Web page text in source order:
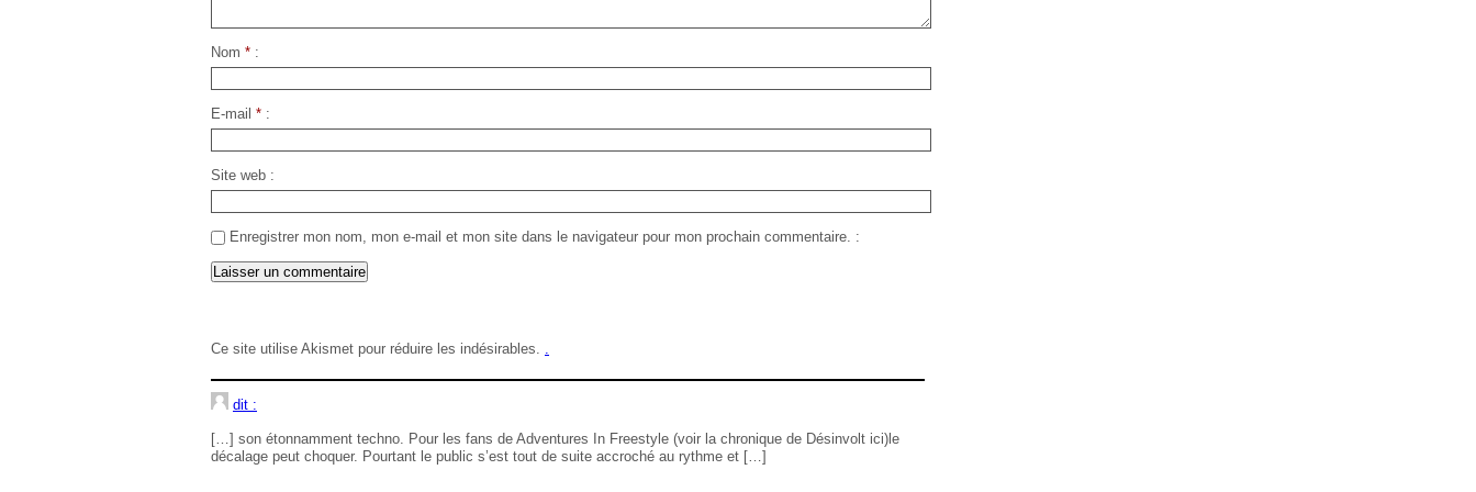
Nom *
E-mail *
Site web
Enregistrer mon nom, mon e-mail et mon site dans le navigateur pour mon prochain commentaire.
Ce site utilise Akismet pour réduire les indésirables. .
dit :
[…] son étonnamment techno. Pour les fans de Adventures In Freestyle (voir la chronique de Désinvolt ici)le
décalage peut choquer. Pourtant le public s’est tout de suite accroché au rythme et […]